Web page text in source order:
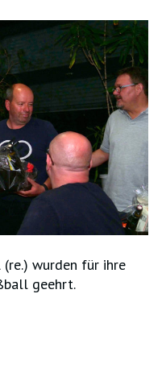
wurden für ihre
geehrt.